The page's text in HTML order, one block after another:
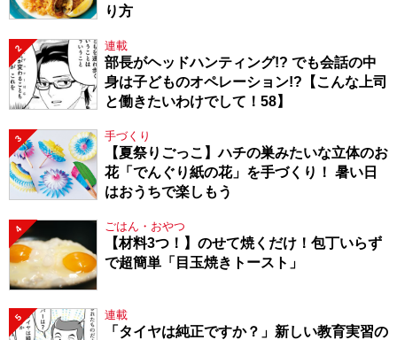
り方
2 連載
部長がヘッドハンティング!? でも会話の中
身は子どものオペレーション!?【こんな上司
と働きたいわけでして！58】
3 手づくり
【夏祭りごっこ】ハチの巣みたいな立体のお
花「でんぐり紙の花」を手づくり！ 暑い日
はおうちで楽しもう
4 ごはん・おやつ
【材料3つ！】のせて焼くだけ！包丁いらず
で超簡単「目玉焼きトースト」
5 連載
「タイヤは純正ですか？」新しい教育実習の